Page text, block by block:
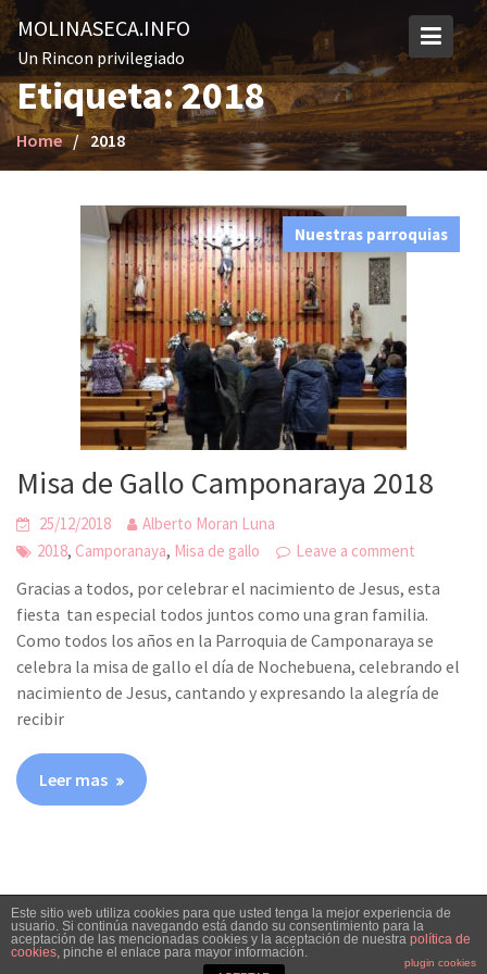
S
k
p
t
o
c
MOLINASECA.INFO
Un Rincon privilegiado
Etiqueta: 2018
Home 2018
Nuestras parroquias
Misa de Gallo Camponaraya 2018
25/12/2018
Alberto Moran Luna
2018, Camporanaya, Misa de gallo Leave a comment
Gracias a todos, por celebrar el nacimiento de Jesus, esta
fiesta tan especial todos juntos como una gran familia.
Como todos los años en la Parroquia de Camponaraya se
celebra la misa de gallo el día de Nochebuena, celebrando el
nacimiento de Jesus, cantando y expresando la alegría de
recibir
Leer mas
© All Right ReservedTravel Way by Acme Themes
Este sitio web utiliza cookies para que usted tenga la mejor experiencia de
usuario. Si continúa navegando está dando su consentimiento para la
aceptación de las mencionadas cookies y la aceptación de nuestra política de
cookies, pinche el enlace para mayor información.
plugin cookies